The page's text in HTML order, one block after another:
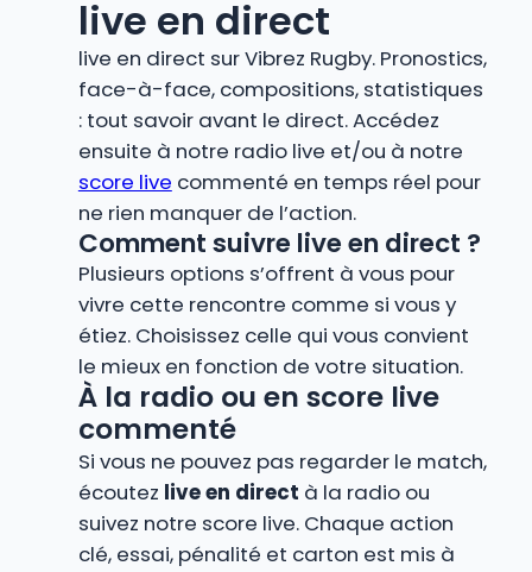
live en direct
live en direct sur Vibrez Rugby. Pronostics,
face-à-face, compositions, statistiques
: tout savoir avant le direct. Accédez
ensuite à notre radio live et/ou à notre
score live commenté en temps réel pour
ne rien manquer de l’action.
Comment suivre live en direct ?
Plusieurs options s’offrent à vous pour
vivre cette rencontre comme si vous y
étiez. Choisissez celle qui vous convient
le mieux en fonction de votre situation.
À la radio ou en score live
commenté
Si vous ne pouvez pas regarder le match,
écoutez live en direct à la radio ou
suivez notre score live. Chaque action
clé, essai, pénalité et carton est mis à